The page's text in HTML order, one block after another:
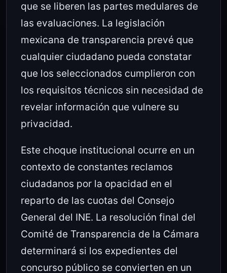
que se liberen las partes medulares de
las evaluaciones. La legislación
mexicana de transparencia prevé que
cualquier ciudadano pueda constatar
que los seleccionados cumplieron con
los requisitos técnicos sin necesidad de
revelar información que vulnere su
privacidad.
Este choque institucional ocurre en un
contexto de constantes reclamos
ciudadanos por la opacidad en el
reparto de las cuotas del Consejo
General del INE. La resolución final del
Comité de Transparencia de la Cámara
determinará si los expedientes del
concurso público se convierten en un